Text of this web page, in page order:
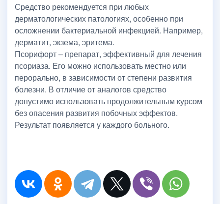
Средство рекомендуется при любых
дерматологических патологиях, особенно при
осложнении бактериальной инфекцией. Например,
дерматит, экзема, эритема.
Псорифорт – препарат, эффективный для лечения
псориаза. Его можно использовать местно или
перорально, в зависимости от степени развития
болезни. В отличие от аналогов средство
допустимо использовать продолжительным курсом
без опасения развития побочных эффектов.
Результат появляется у каждого больного.